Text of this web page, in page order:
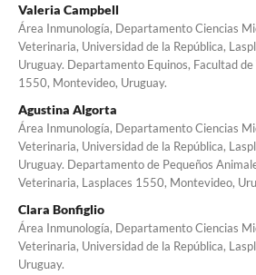
Valeria Campbell
Área Inmunología, Departamento Ciencias
Veterinaria, Universidad de la República,
Uruguay. Departamento Equinos, Facultad
1550, Montevideo, Uruguay.
Agustina Algorta
Área Inmunología, Departamento Ciencias
Veterinaria, Universidad de la República,
Uruguay. Departamento de Pequeños
Veterinaria, Lasplaces 1550, Montevideo,
Clara Bonfiglio
Área Inmunología, Departamento Ciencias
Veterinaria, Universidad de la República,
Uruguay.